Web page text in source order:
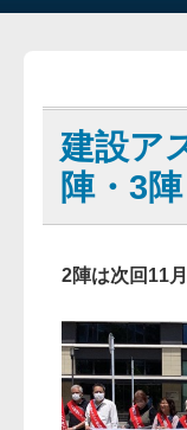
建設ア
陣・3陣
2陣は次回11